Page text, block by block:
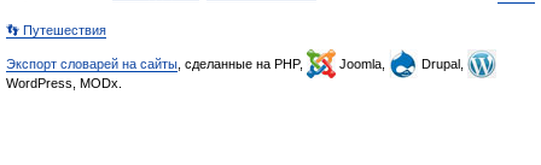
👣 Путешествия
Экспорт словарей на сайты , сделанные на PHP, Joomla,
Drupal,
WordPress, MODx.